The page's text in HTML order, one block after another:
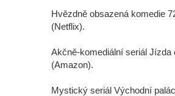
Hvězdně obsazená komedie
(Netflix).
Akčně-komediální seriál Jízda
(Amazon).
Mystický seriál Východní